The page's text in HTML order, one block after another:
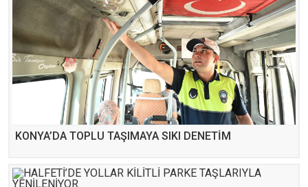
KONYA’DA TOPLU TAŞIMAYA SIKI DENETİM